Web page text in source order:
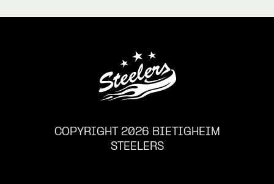
COPYRIGHT 2026 BIETIGHEIM
STEELERS